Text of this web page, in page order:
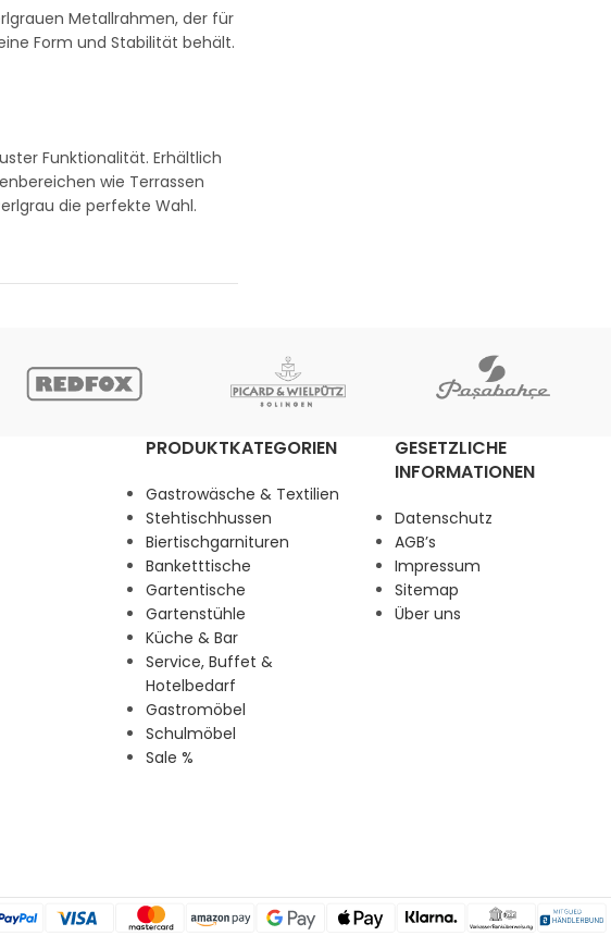
Metallrahmen, der für
Form und Stabilität behält.
Funktionalität. Erhältlich
wie Terrassen
die perfekte Wahl.
PRODUKTKATEGORIEN
Gastrowäsche & Textilien
Stehtischhussen
Biertischgarnituren
Banketttische
Gartentische
Gartenstühle
Küche & Bar
Service, Buffet &
Hotelbedarf
Gastromöbel
Schulmöbel
Sale %
GESETZLICHE
INFORMATIONEN
Datenschutz
AGB’s
Impressum
Sitemap
Über uns